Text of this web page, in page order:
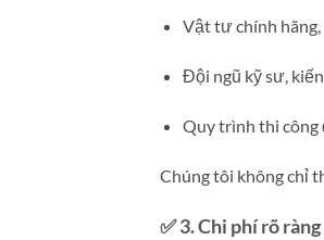
Vật tư chính
Đội ngũ kỹ sư,
Quy trình thi công
Chúng tôi không chỉ
✅ 3.Chi phí rõ